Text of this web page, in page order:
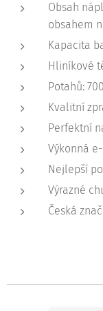
Obsah
obsahem
Kapacita
Hliníkové
Potahů:
Kvalitní
Perfektní
Výkonná
Nejlepší
Výrazné
Česká